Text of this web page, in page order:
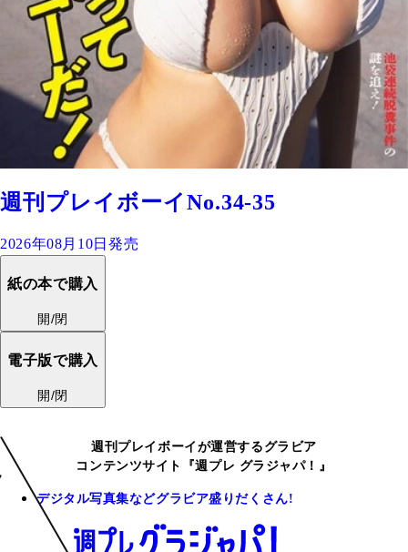
週刊プレイボーイNo.34-35
2026年08月10日発売
紙の本で購入
開/閉
電子版で購入
開/閉
週刊プレイボーイが運営するグラビア
コンテンツサイト『週プレ グラジャパ！』
デジタル写真集などグラビア盛りだくさん!